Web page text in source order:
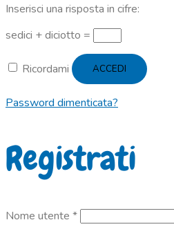
Inserisci una risposta in cifre:
sedici + diciotto =
Ricordami ACCEDI
Password dimenticata?
Registrati
Nome utente *Richiesto